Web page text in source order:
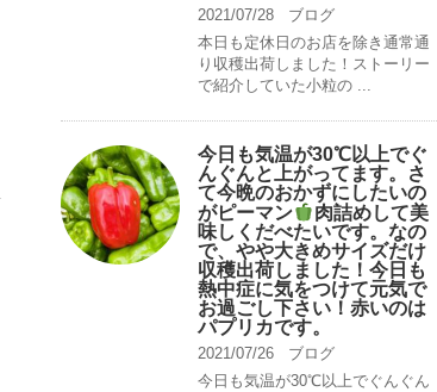
2021/07/28
ブログ
本日も定休日のお店を除き通常通
り収穫出荷しました！ストーリー
で紹介していた小粒の ...
今日も気温が30℃以上でぐ
んぐんと上がってます。さ
て今晩のおかずにしたいの
がピーマン
肉詰めして美
味しくだべたいです。なの
で、やや大きめサイズだけ
収穫出荷しました！今日も
熱中症に気をつけて元気で
お過ごし下さい！赤いのは
パプリカです。
2021/07/26
ブログ
今日も気温が30℃以上でぐんぐん